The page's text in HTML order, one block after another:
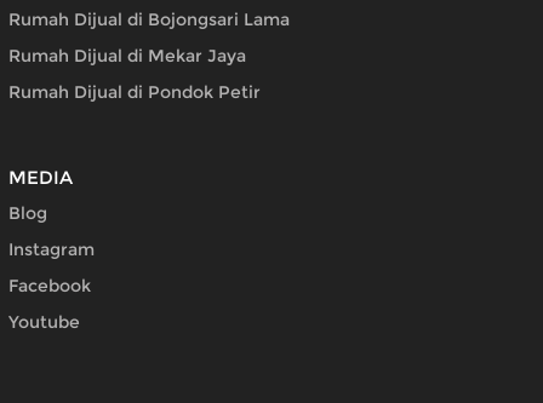
Rumah Dijual di Bojongsari Lama
Rumah Dijual di Mekar Jaya
Rumah Dijual di Pondok Petir
MEDIA
Blog
Instagram
Facebook
Youtube